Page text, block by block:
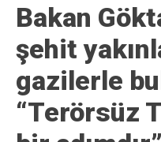
Bakan
şehit
gazilerle
“Terörsüz